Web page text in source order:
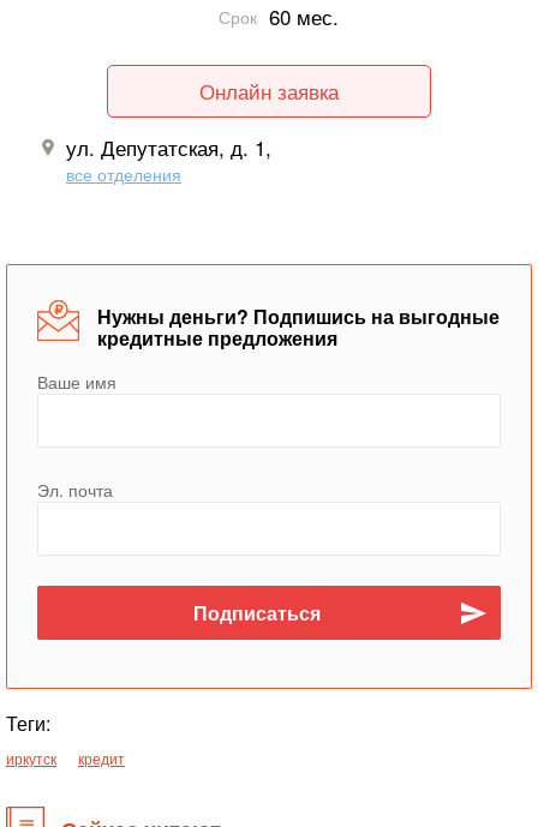
Срок 60 мес.
Онлайн заявка
ул. Депутатская, д. 1,
все отделения
Нужны деньги? Подпишись на выгодные
кредитные предложения
Ваше имя
Эл. почта
Теги:
иркутск кредит